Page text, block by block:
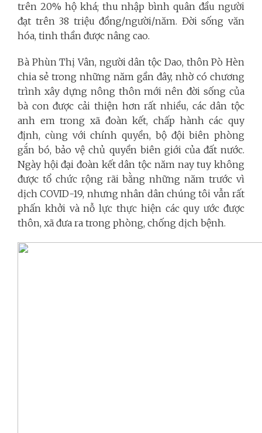
trên 20% hộ khá; thu nhập bình quân đầu người
đạt trên 38 triệu đồng/người/năm. Đời sống văn
hóa, tinh thần được nâng cao.
Bà Phùn Thị Vân, người dân tộc Dao, thôn Pò Hèn
chia sẻ trong những năm gần đây, nhờ có chương
trình xây dựng nông thôn mới nên đời sống của
bà con được cải thiện hơn rất nhiều, các dân tộc
anh em trong xã đoàn kết, chấp hành các quy
định, cùng với chính quyền, bộ đội biên phòng
gắn bó, bảo vệ chủ quyền biên giới của đất nước.
Ngày hội đại đoàn kết dân tộc năm nay tuy không
được tổ chức rộng rãi bằng những năm trước vì
dịch COVID-19, nhưng nhân dân chúng tôi vẫn rất
phấn khởi và nỗ lực thực hiện các quy ước được
thôn, xã đưa ra trong phòng, chống dịch bệnh.